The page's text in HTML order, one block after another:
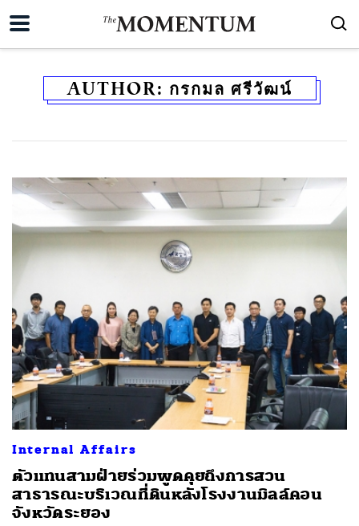
AUTHOR: กรกมล ศรีวัฒน์
Internal Affairs
ตัวแทนสามฝ่ายร่วมพูดคุยถึงการสวน
สาธารณะบริเวณที่ิดินหลังโรงงานมิลล์คอน
จังหวัดระยอง